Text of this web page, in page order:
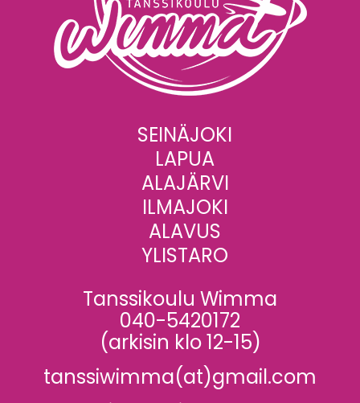
SEINÄJOKI
LAPUA
ALAJÄRVI
ILMAJOKI
ALAVUS
YLISTARO
Tanssikoulu Wimma
040-5420172
(arkisin klo 12-15)
tanssiwimma(at)gmail.com